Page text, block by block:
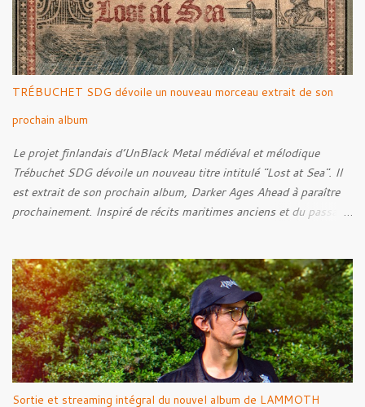
TRÉBUCHET SDG dévoile un nouveau morceau extrait de son
prochain album
Le projet finlandais d’UnBlack Metal médiéval et mélodique
Trébuchet SDG dévoile un nouveau titre intitulé "Lost at Sea". Il
est extrait de son prochain album, Darker Ages Ahead à paraître
prochainement. Inspiré de récits maritimes anciens et du passage
Derrière cette imagerie, le groupe développe un propos autour de
la persévérance et de l’espoir face aux épreuves, alors que le
personnage finit par retrouver la force de continuer malgré les
ténèbres qui l’entourent.
Sortie et streaming intégral du nouvel album de LAMMOTH